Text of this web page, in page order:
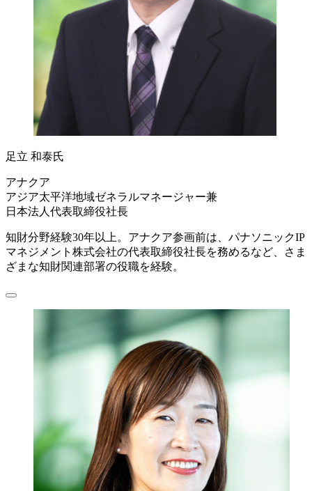
足立 和泰氏
アナクア
アジア太平洋地域ゼネラルマネージャー兼
日本法人代表取締役社長
知財分野経験30年以上。アナクア参画前は、パナソニックIP
マネジメント株式会社の代表取締役社長を務めるなど、さま
ざまな知財関連部署の役職を経験。